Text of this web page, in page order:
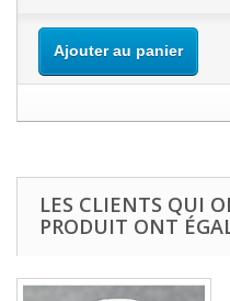
Ajouter au panier
LES CLIENTS QUI
PRODUIT ONT